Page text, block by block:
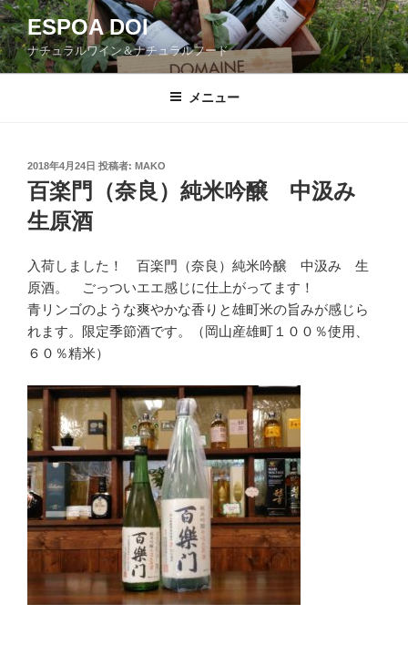
コ
ン
テ
ン
ESPOA DOI
ナチュラルワイン＆ナチュラルフード
メニュー
投
稿
日:
2018年4月24日 投稿者: MAKO
百楽門（奈良）純米吟醸 中汲み
生原酒
入荷しました！ 百楽門（奈良）純米吟醸 中汲み 生
原酒。 ごっついエエ感じに仕上がってます！
青リンゴのような爽やかな香りと雄町米の旨みが感じら
れます。限定季節酒です。（岡山産雄町１００％使用、
６０％精米）